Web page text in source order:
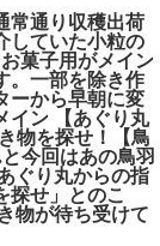
常通り収穫出荷
していた小粒の
菓子用がメイン
。一部を除き作
ーから早朝に変
イン 【あぐり丸
物を探せ！【鳥
今回はあの鳥羽
ぐり丸からの指
探せ」とのこ
物が待ち受けて